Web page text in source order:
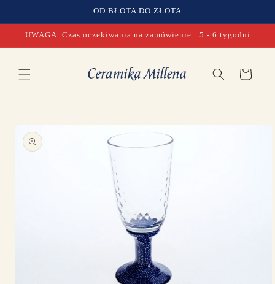
OD BŁOTA DO ZŁOTA
UWAGA. Czas oczekiwania na zamówienie : 5 - 6 tygodni
Koszyk
przejść do
informacji